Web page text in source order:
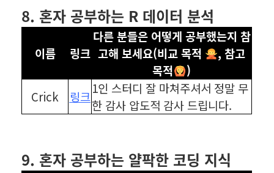
8. 혼자 공부하는 R 데이터 분석
이름 링크
다른 분들은 어떻게 공부했는지 참
고해 보세요(비교 목적
, 참고
목적
)
Crick 링크
1인 스터디 잘 마쳐주셔서 정말 무
한 감사 압도적 감사 드립니다.
9. 혼자 공부하는 얄팍한 코딩 지식